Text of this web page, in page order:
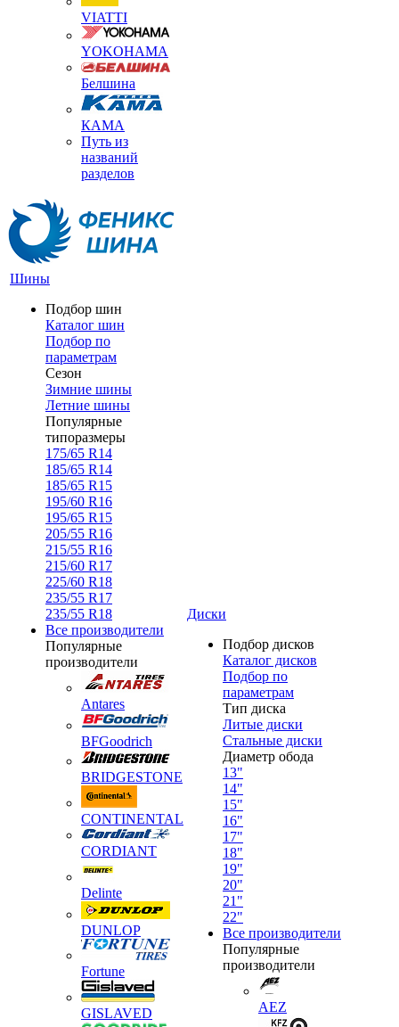
VIATTI
YOKOHAMA
Белшина
КАМА
Путь из
названий
разделов
Шины
Подбор шин
Каталог шин
Подбор по
параметрам
Сезон
Зимние шины
Летние шины
Популярные
типоразмеры
175/65 R14
185/65 R14
185/65 R15
195/60 R16
195/65 R15
205/55 R16
215/55 R16
215/60 R17
225/60 R18
235/55 R17
235/55 R18
Все производители
Популярные
производители
Antares
BFGoodrich
BRIDGESTONE
CONTINENTAL
CORDIANT
Delinte
DUNLOP
Fortune
GISLAVED
Диски
Подбор дисков
Каталог дисков
Подбор по
параметрам
Тип диска
Литые диски
Стальные диски
Диаметр обода
13"
14"
15"
16"
17"
18"
19"
20"
21"
22"
Все производители
Популярные
производители
AEZ